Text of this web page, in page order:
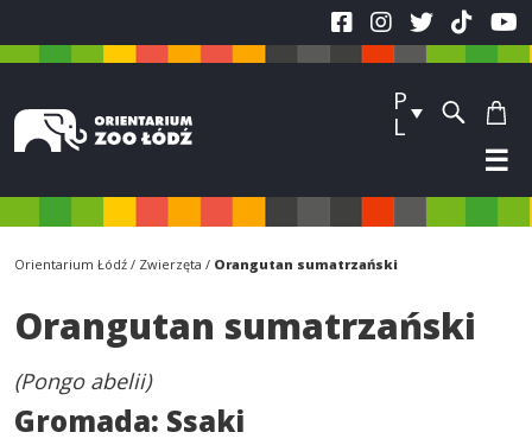
P
L
☰
Orientarium Łódź Zwierzęta Orangutan sumatrzański
Orangutan sumatrzański
(Pongo abelii)
Gromada: Ssaki